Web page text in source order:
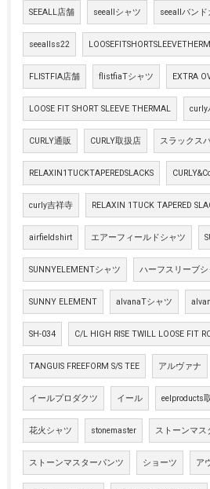
SEEALL店舗 seeallシャツ seeallバン
seeallss22
FLISTFIA店舗 flistfiaTシャツ EXTRA
LOOSE FIT SHORT SLEEVE THERMAL curly
CURLY通販 CURLY取扱店 スラックス
RELAXIN1TUCKTAPEREDSLACKS
curly吉祥寺 RELAXIN 1TUCK TAPERED
airfieldshirt エアーフィールドシャツ
SUNNYELEMENTシャツ ハーフスリーブシ
SUNNY ELEMENT alvanaTシャツ
SH-034 C/L HIGH RISE TWILL LOOSE FIT
TANGUIS FREEFORM S/S TEE アルヴァナ
イールプロダクツ イール eelproducts
花火シャツ stonemaster ストーンマス
ストーンマスターパンツ ショーツ ア